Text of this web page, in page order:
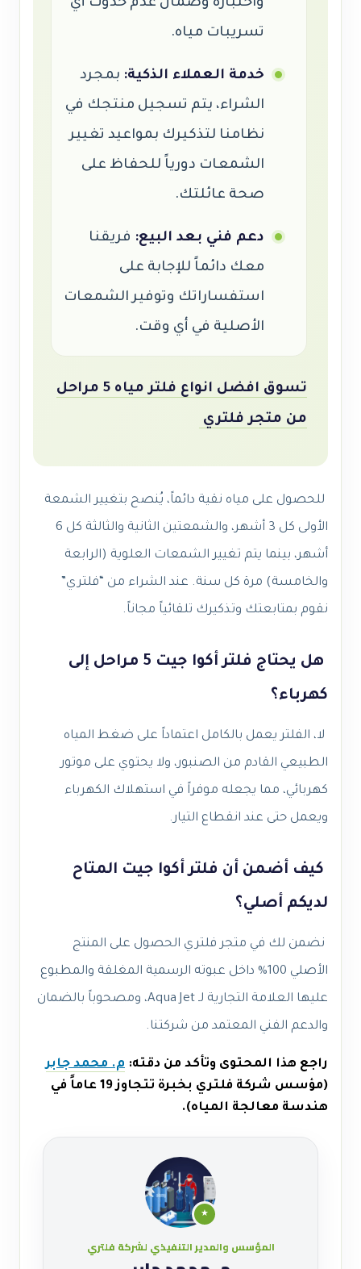
واختباره وضمان عدم حدوث أي
تسريبات مياه.
خدمة العملاء الذكية: بمجرد
الشراء، يتم تسجيل منتجك في
نظامنا لتذكيرك بمواعيد تغيير
الشمعات دورياً للحفاظ على
صحة عائلتك.
دعم فني بعد البيع: فريقنا
معك دائماً للإجابة على
استفساراتك وتوفير الشمعات
الأصلية في أي وقت.
تسوق افضل انواع فلتر مياه 5 مراحل
من متجر فلتري
للحصول على مياه نقية دائماً، يُنصح بتغيير الشمعة
الأولى كل 3 أشهر، والشمعتين الثانية والثالثة كل 6
أشهر، بينما يتم تغيير الشمعات العلوية (الرابعة
والخامسة) مرة كل سنة. عند الشراء من “فلتري”
نقوم بمتابعتك وتذكيرك تلقائياً مجاناً.
هل يحتاج فلتر أكوا جيت 5 مراحل إلى
كهرباء؟
لا، الفلتر يعمل بالكامل اعتماداً على ضغط المياه
الطبيعي القادم من الصنبور، ولا يحتوي على موتور
كهربائي، مما يجعله موفراً في استهلاك الكهرباء
ويعمل حتى عند انقطاع التيار.
كيف أضمن أن فلتر أكوا جيت المتاح
لديكم أصلي؟
نضمن لك في متجر فلتري الحصول على المنتج
الأصلي 100% داخل عبوته الرسمية المغلقة والمطبوع
عليها العلامة التجارية لـ Aqua Jet، ومصحوباً بالضمان
والدعم الفني المعتمد من شركتنا.
راجع هذا المحتوى وتأكد من دقته: م. محمد جابر
(مؤسس شركة فلتري بخبرة تتجاوز 19 عاماً في
هندسة معالجة المياه).
★
المؤسس والمدير التنفيذي لشركة فلتري